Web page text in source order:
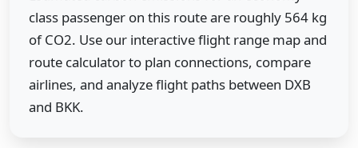
class passenger on this route are roughly 564 kg
of CO2. Use our interactive flight range map and
route calculator to plan connections, compare
airlines, and analyze flight paths between DXB
and BKK.